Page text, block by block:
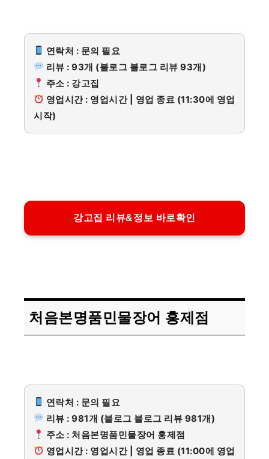
연락처 : 문의 필요
리뷰 : 93개 (블로그 블로그 리뷰 93개)
주소 : 강고집
영업시간 : 영업시간 | 영업 종료 (11:30에 영업
시작)
강고집 리뷰&정보 바로확인
처음본명품민물장어 홍제점
연락처 : 문의 필요
리뷰 : 981개 (블로그 블로그 리뷰 981개)
주소 : 처음본명품민물장어 홍제점
영업시간 : 영업시간 | 영업 종료 (11:00에 영업